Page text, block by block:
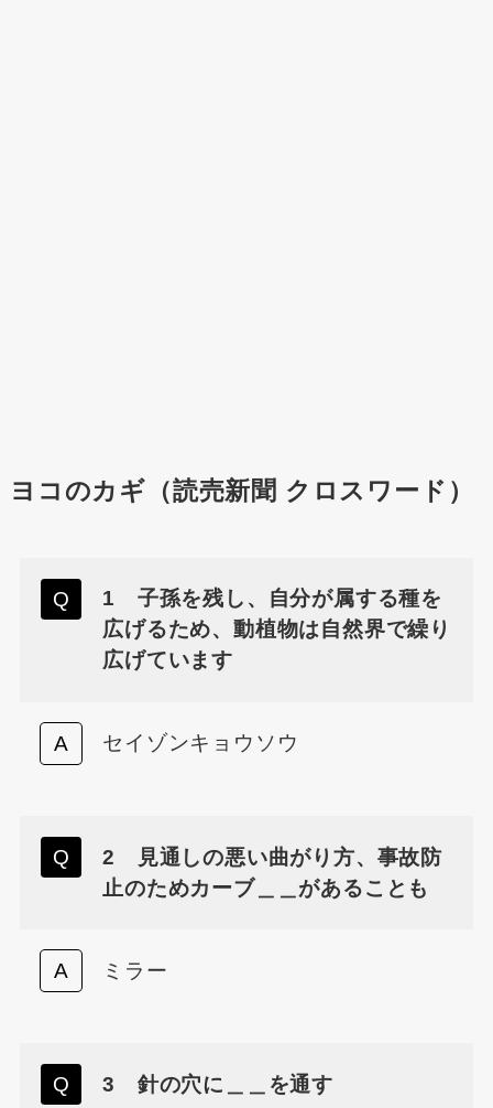
ヨコのカギ（読売新聞 クロスワード）
1 子孫を残し、自分が属する種を
広げるため、動植物は自然界で繰り
広げています
セイゾンキョウソウ
2 見通しの悪い曲がり方、事故防
止のためカーブ＿＿があることも
ミラー
3 針の穴に＿＿を通す